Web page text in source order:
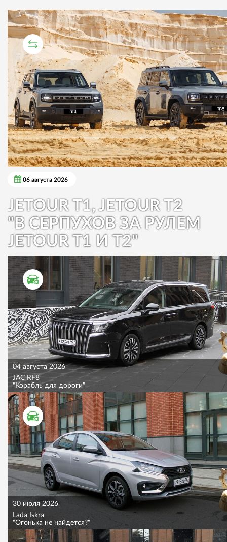
СРАВНИТЕЛЬНЫЙ ТЕСТ
06 августа 2026
JETOUR T1, JETOUR T2
"В СЕРПУХОВ ЗА РУЛЕМ
JETOUR T1 И T2"
ТЕСТ ДРАЙВ
04 августа 2026
JAC RF8
"Корабль для дороги"
ТЕСТ ДРАЙВ
30 июля 2026
Lada Iskra
"Огонька не найдется?"